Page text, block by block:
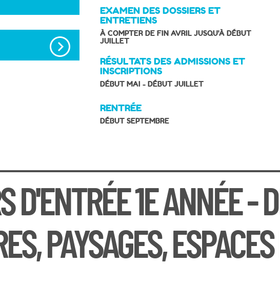
EXAMEN DES DOSSIERS ET
ENTRETIENS
À COMPTER DE FIN AVRIL JUSQU'À DÉBUT
JUILLET
RÉSULTATS DES ADMISSIONS ET
INSCRIPTIONS
DÉBUT MAI - DÉBUT JUILLET
RENTRÉE
DÉBUT SEPTEMBRE
D'ENTRÉE 1E ANNÉE -
PAYSAGES,